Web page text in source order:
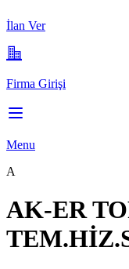
İlan Ver
Firma Girişi
Menu
A
AK-ER